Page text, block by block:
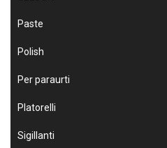
Paste
Polish
Per paraurti
Platorelli
Sigillanti